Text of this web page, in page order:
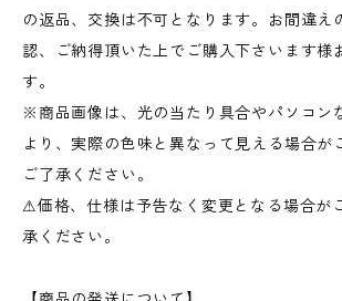
の返品、交換は不可となります。お間違え
認、ご納得頂いた上でご購入下さいます様
す。
※商品画像は、光の当たり具合やパソコン
より、実際の色味と異なって見える場合が
ご了承ください。
⚠︎価格、仕様は予告なく変更となる場合が
承ください。